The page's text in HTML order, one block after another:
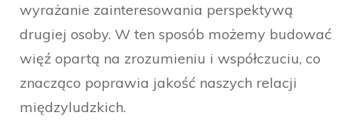
wyrażanie zainteresowania perspektywą
drugiej osoby. W ten sposób możemy budować
więź opartą na zrozumieniu i współczuciu, co
znacząco poprawia jakość naszych relacji
międzyludzkich.